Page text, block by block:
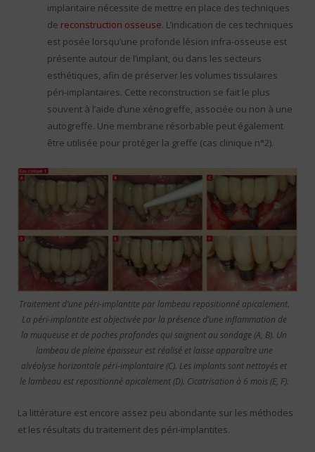
implantaire nécessite de mettre en place des techniques
de reconstruction osseuse. L’indication de ces techniques
est posée lorsqu’une profonde lésion infra-osseuse est
présente autour de l’implant, ou dans les secteurs
esthétiques, afin de préserver les volumes tissulaires
péri-implantaires. Cette reconstruction se fait le plus
souvent à l’aide d’une xénogreffe, associée ou non à une
autogreffe. Une membrane résorbable peut également
être utilisée pour protéger la greffe (cas clinique n°2).
Traitement d’une péri-implantite par lambeau repositionné apicalement.
La péri-implantite est objectivée par la présence d’une inflammation de
la muqueuse et de poches profondes qui saignent au sondage (A, B). Un
lambeau de pleine épaisseur est réalisé et laisse apparaître une
alvéolyse horizontale péri-implantaire (C). Les implants sont nettoyés et
le lambeau est repositionné apicalement (D). Cicatrisation à 6 mois (E, F).
La littérature est encore assez peu abondante sur les méthodes
et les résultats du traitement des péri-implantites.